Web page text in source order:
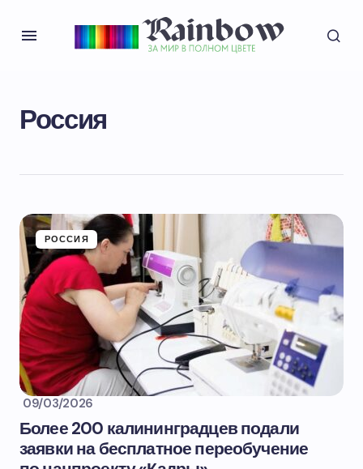
Россия
РОССИЯ
09/03/2026
Более 200 калининградцев подали
заявки на бесплатное переобучение